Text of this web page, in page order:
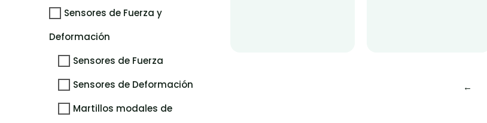
Sensores de Fuerza y
Deformación
Sensores de Fuerza
Sensores de Deformación
Martillos modales de
←